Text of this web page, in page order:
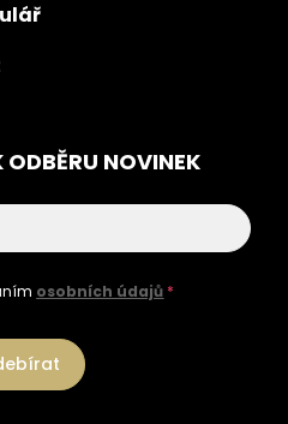
ODBĚRU NOVINEK
osobních údajů *